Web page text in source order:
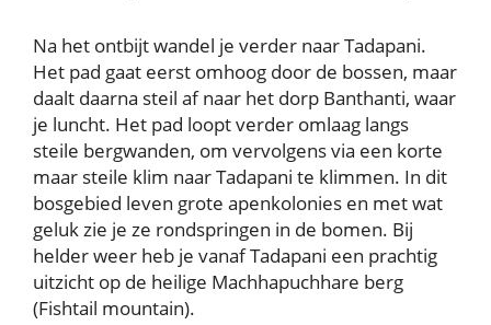
Na het ontbijt wandel je verder naar Tadapani.
Het pad gaat eerst omhoog door de bossen, maar
daalt daarna steil af naar het dorp Banthanti, waar
je luncht. Het pad loopt verder omlaag langs
steile bergwanden, om vervolgens via een korte
maar steile klim naar Tadapani te klimmen. In dit
bosgebied leven grote apenkolonies en met wat
geluk zie je ze rondspringen in de bomen. Bij
helder weer heb je vanaf Tadapani een prachtig
uitzicht op de heilige Machhapuchhare berg
(Fishtail mountain).